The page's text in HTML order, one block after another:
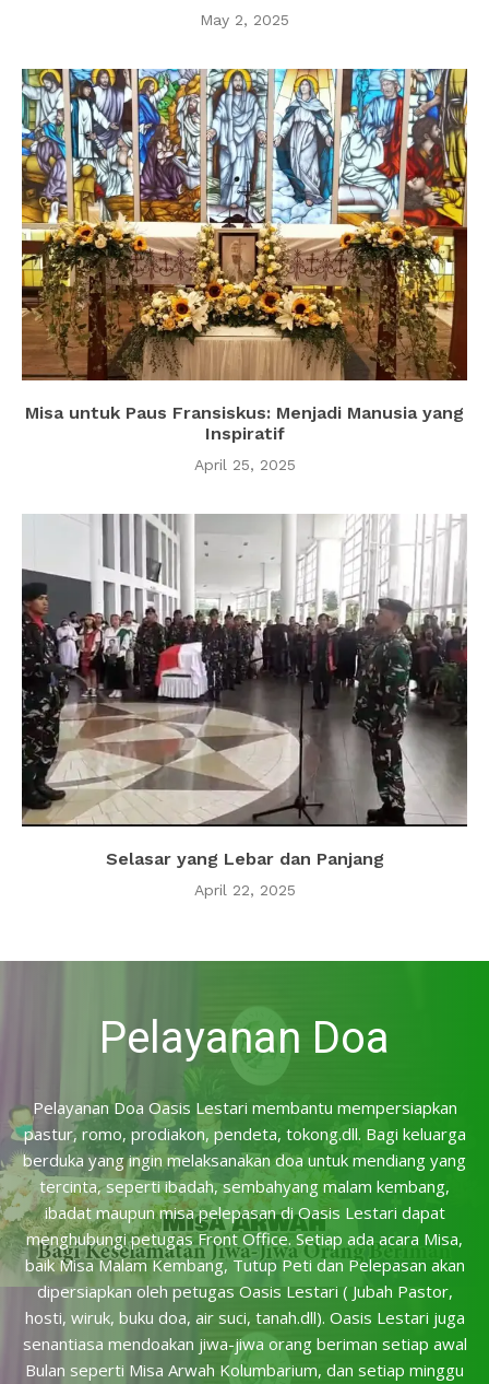
May 2, 2025
Misa untuk Paus Fransiskus: Menjadi Manusia yang
Inspiratif
April 25, 2025
Selasar yang Lebar dan Panjang
April 22, 2025
Pelayanan Doa
Pelayanan Doa Oasis Lestari membantu mempersiapkan
pastur, romo, prodiakon, pendeta, tokong.dll. Bagi keluarga
berduka yang ingin melaksanakan doa untuk mendiang yang
tercinta, seperti ibadah, sembahyang malam kembang,
ibadat maupun misa pelepasan di Oasis Lestari dapat
menghubungi petugas Front Office. Setiap ada acara Misa,
baik Misa Malam Kembang, Tutup Peti dan Pelepasan akan
dipersiapkan oleh petugas Oasis Lestari ( Jubah Pastor,
hosti, wiruk, buku doa, air suci, tanah.dll). Oasis Lestari juga
senantiasa mendoakan jiwa-jiwa orang beriman setiap awal
Bulan seperti Misa Arwah Kolumbarium, dan setiap minggu